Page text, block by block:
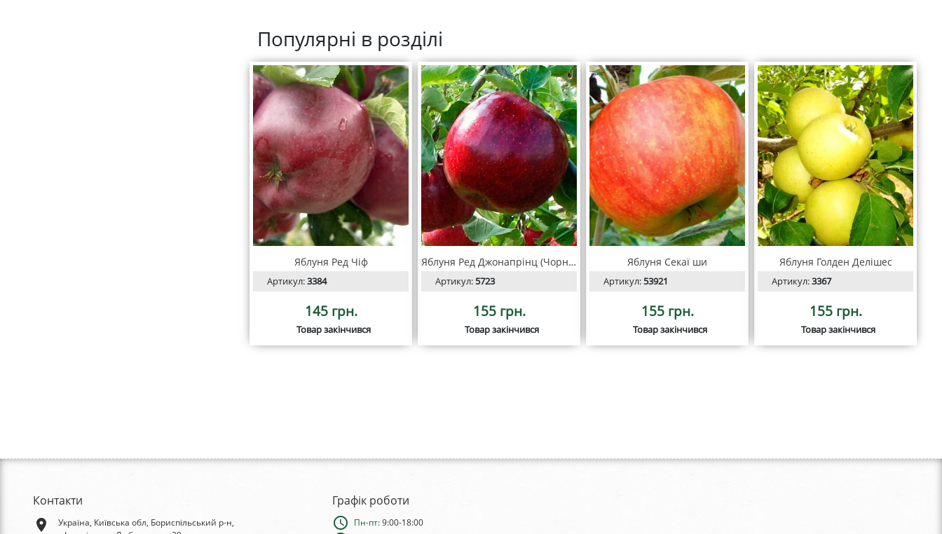
Популярні в розділі
Яблуня Ред Чіф
Артикул:3384
145 грн.
Товар закінчився
Яблуня Ред Джонапрінц (Чорний принц)
Артикул:5723
155 грн.
Товар закінчився
Яблуня Секаї ши
Артикул:53921
155 грн.
Товар закінчився
Яблуня Голден Делішес
Артикул:3367
155 грн.
Товар закінчився
Контакти
place
Україна, Київська обл, Бориспільський р-н,
Графік роботи
schedule Пн-пт: 9:00-18:00